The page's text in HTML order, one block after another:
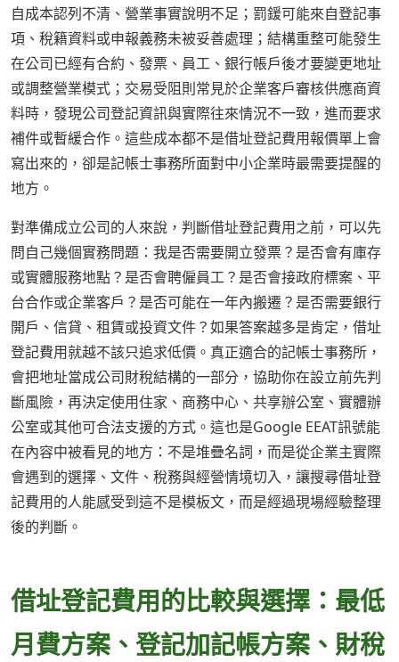
自成本認列不清、營業事實說明不足；罰鍰可能來自登記事
項、稅籍資料或申報義務未被妥善處理；結構重整可能發生
在公司已經有合約、發票、員工、銀行帳戶後才要變更地址
或調整營業模式；交易受阻則常見於企業客戶審核供應商資
料時，發現公司登記資訊與實際往來情況不一致，進而要求
補件或暫緩合作。這些成本都不是借址登記費用報價單上會
寫出來的，卻是記帳士事務所面對中小企業時最需要提醒的
地方。
對準備成立公司的人來說，判斷借址登記費用之前，可以先
問自己幾個實務問題：我是否需要開立發票？是否會有庫存
或實體服務地點？是否會聘僱員工？是否會接政府標案、平
台合作或企業客戶？是否可能在一年內搬遷？是否需要銀行
開戶、信貸、租賃或投資文件？如果答案越多是肯定，借址
登記費用就越不該只追求低價。真正適合的記帳士事務所，
會把地址當成公司財稅結構的一部分，協助你在設立前先判
斷風險，再決定使用住家、商務中心、共享辦公室、實體辦
公室或其他可合法支援的方式。這也是Google EEAT訊號能
在內容中被看見的地方：不是堆疊名詞，而是從企業主實際
會遇到的選擇、文件、稅務與經營情境切入，讓搜尋借址登
記費用的人能感受到這不是模板文，而是經過現場經驗整理
後的判斷。
借址登記費用的比較與選擇：最低
月費方案、登記加記帳方案、財稅